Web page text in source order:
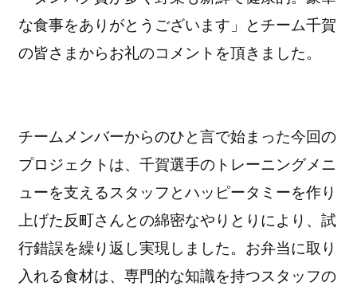
な食事をありがとうございます」とチーム千賀
の皆さまからお礼のコメントを頂きました。
チームメンバーからのひと言で始まった今回の
プロジェクトは、千賀選手のトレーニングメニ
ューを支えるスタッフとハッピータミーを作り
上げた反町さんとの綿密なやりとりにより、試
行錯誤を繰り返し実現しました。お弁当に取り
入れる食材は、専門的な知識を持つスタッフの